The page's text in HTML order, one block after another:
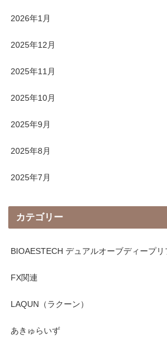
2026年1月
2025年12月
2025年11月
2025年10月
2025年9月
2025年8月
2025年7月
カテゴリー
BIOAESTECH デュアルオーブディープリ
FX関連
LAQUN（ラクーン）
あきゅらいず